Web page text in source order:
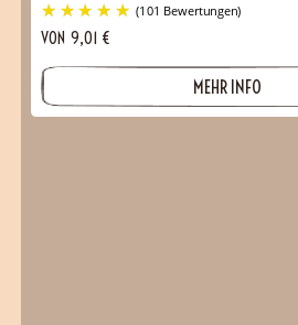
VON 9,01 €
MEHR INFO